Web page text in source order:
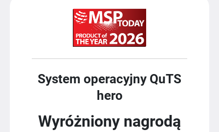
System operacyjny QuTS
hero
Wyróżniony nagrodą